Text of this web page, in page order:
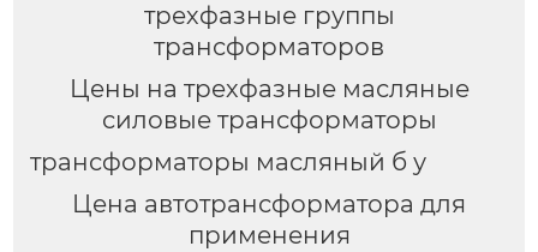
трехфазные группы
трансформаторов
Цены на трехфазные масляные
силовые трансформаторы
трансформаторы масляный б у
Цена автотрансформатора для
применения